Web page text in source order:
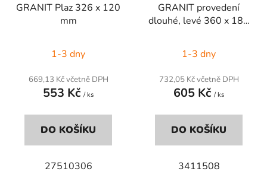
GRANIT Plaz 326 x 120
mm
1-3 dny
669,13 Kč včetně DPH
553 Kč / ks
DO KOŠÍKU
27510306
GRANIT provedení
dlouhé, levé 360 x 180
1-3 dny
732,05 Kč včetně DPH
605 Kč / ks
DO KOŠÍKU
3411508